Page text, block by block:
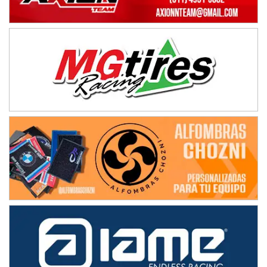
IAME SERIES ARGENTINA 6
Ramiro Tot (Asfalto)
Ciudad de Trenque Lauquen (Asfalto)
Trenque Lauquen (Buenos Aires)
ENTRERRIANO - F6 (POSTERGADA)
Villaguay (Entre Ríos)
VICTORIENSE - F7
El Cerro (Tierra)
Victoria (Entre Ríos)
PATAGONICO - F6
Moto Club Reginense (Tierra)
Juventud Unida (Tierra)
Humboldt (Santa Fe)